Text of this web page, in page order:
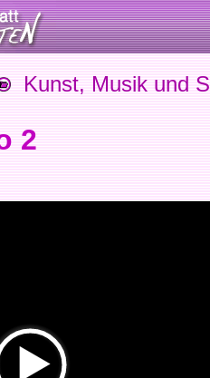
Kunst, Musik und
2